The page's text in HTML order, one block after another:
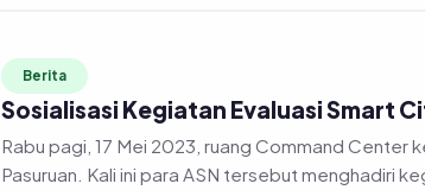
Berita
Sosialisasi Kegiatan Evaluasi Smart
Rabu pagi, 17 Mei 2023, ruang Command Center kembali